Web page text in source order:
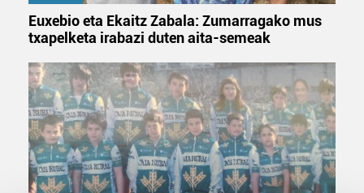
Euxebio eta Ekaitz Zabala: Zumarragako mus
txapelketa irabazi duten aita-semeak